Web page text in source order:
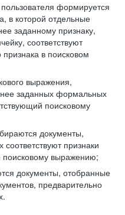
формируется
в которой отдельные
заданному признаку,
соответствуют
в поисковом
выражения,
заданных формальных
поисковому
документы,
признаки
поисковому выражению;
документы, отобранные
предварительно